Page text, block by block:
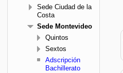
Sede Ciudad de la
Costa
Sede Montevideo
Quintos
Sextos
Adscripción
Bachillerato